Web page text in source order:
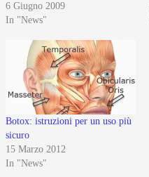
6 Giugno 2009
In "News"
Botox: istruzioni per un uso più
sicuro
15 Marzo 2012
In "News"